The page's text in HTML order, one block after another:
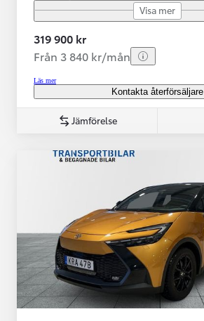
Visa mer
319 900 kr
Från 3 840 kr/mån
Läs mer
Kontakta återförsäljare
Jämförelse